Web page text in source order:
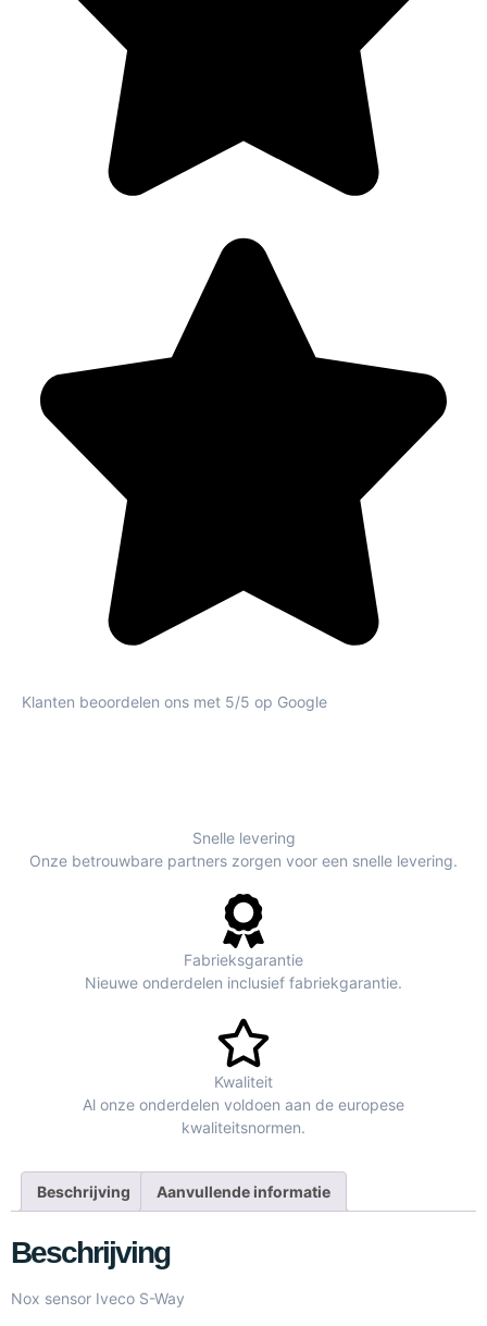
Klanten beoordelen ons met 5/5 op Google
Snelle levering
Onze betrouwbare partners zorgen voor een snelle levering.
Fabrieksgarantie
Nieuwe onderdelen inclusief fabriekgarantie.
Kwaliteit
Al onze onderdelen voldoen aan de europese
kwaliteitsnormen.
Beschrijving Aanvullende informatie
Beschrijving
Nox sensor Iveco S-Way